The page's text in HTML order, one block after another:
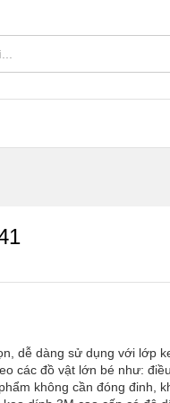
dễ dàng sử dụng với lớp
các đồ vật lớn bé như:
không cần đóng đinh,